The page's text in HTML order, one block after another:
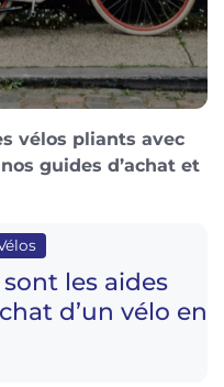
vélos pliants avec
guides d’achat et
les aides
d’un vélo en